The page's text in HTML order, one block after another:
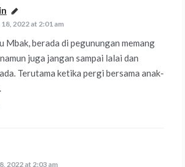
says:
2022 at 2:01 am
Mbak, berada di pegunungan memang
juga jangan sampai lalai dan
Terutama ketika pergi bersama anak-
2022 at 2:03 am